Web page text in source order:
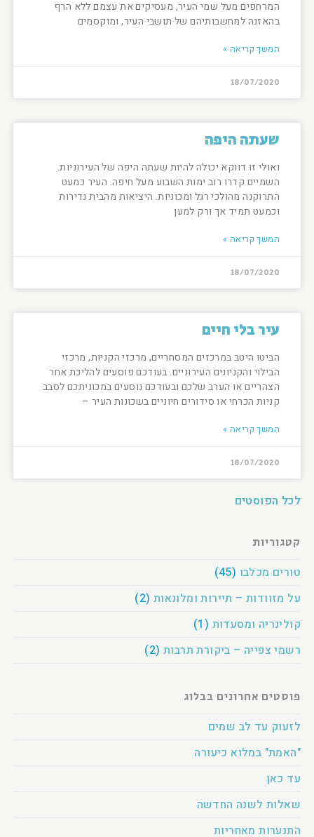
לכל הפוסטים
קטגוריות
טורים מכלבו (45)
על מזוודות – תיירות ומלונאות (2)
קולינריה ומסעדות (1)
רשמי צפייה – ביקורת תרבות (2)
פוסטים אחרונים בבלוג
לזעוק עד לב שמים
"האמת" במלוא כיעורה
עד כאן
שאלות לשנה החדשה
התנערות מאחריות
המרחפים מעל שמי העיר, מעסיקים את עצמם ללא הרף
בהאזנה למחשבותיהם של תושבי העיר, ומוקסמים
המשך קריאה »
18/07/2020
שעתה היפה
ואולי זו דווקא יכולה להיות שעתה היפה של העירוניות.
השמיים קדרו רוב ימות השבוע מעל חיפה. העיר כמעט
התרוקנה מהולכי רגל ומכוניות. היציאות מהבית נדירות
וכמעט תמיד אך ורק למען
המשך קריאה »
18/07/2020
עיר בלי חיים
הביטו היטב במרכזים המסחריים, מרכזי הקניות, מרכזי
הבילוי והקניונים העירוניים. בעודכם פוסעים להליכת אחר
הצהריים או הערב שלכם ובעודכם נוסעים במכוניתכם לסבב
קניות הכרחי או סידורים חיוניים בשכונות העיר –
המשך קריאה »
18/07/2020